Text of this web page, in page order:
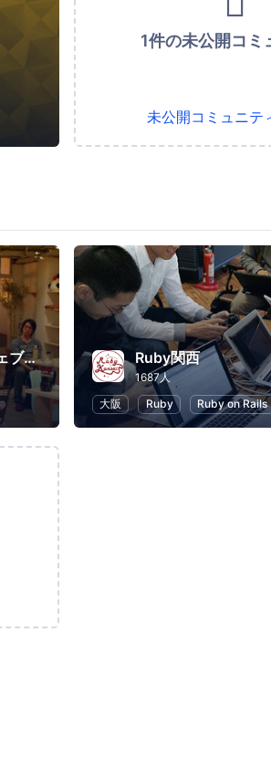
1件の未公開コミ
未公開コミュニテ
KWCPLUS（株式会社KDDIウェブコミュニケーションズ） Ruby関西
1687人
大阪
Ruby Ruby on Rails